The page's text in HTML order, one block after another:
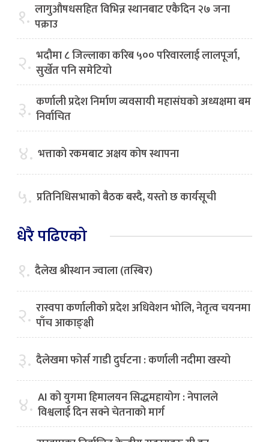
१. लागुऔषधसहित विभिन्न स्थानबाट एकैदिन २७ जना
पक्राउ
२. भदौमा ८ जिल्लाका करिब ५०० परिवारलाई लालपूर्जा,
सुर्खेत पनि समेटियो
३. कर्णाली प्रदेश निर्माण व्यवसायी महासंघको अध्यक्षमा बम
निर्वाचित
४. भत्ताको रकमबाट अक्षय कोष स्थापना
५. प्रतिनिधिसभाको बैठक बस्दै, यस्तो छ कार्यसूची
धेरै पढिएको
१. दैलेख श्रीस्थान ज्वाला (तस्बिर)
२. रास्वपा कर्णालीको प्रदेश अधिवेशन भोलि, नेतृत्व चयनमा
पाँच आकाङ्क्षी
३. दैलेखमा फोर्स गाडी दुर्घटना : कर्णाली नदीमा खस्यो
४. AI को युगमा हिमालयन सिद्धमहायोग : नेपालले
विश्वलाई दिन सक्ने चेतनाको मार्ग